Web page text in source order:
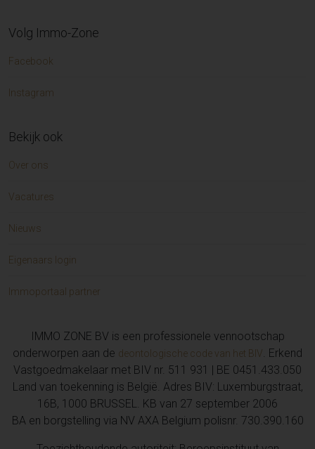
Volg Immo-Zone
Facebook
Instagram
Bekijk ook
Over ons
Vacatures
Nieuws
Eigenaars login
Immoportaal partner
IMMO ZONE BV is een professionele vennootschap
onderworpen aan de deontologische code van het BIV
. Erkend
Vastgoedmakelaar met BIV nr. 511 931 | BE 0451.433.050
Land van toekenning is België. Adres BIV: Luxemburgstraat,
16B, 1000 BRUSSEL. KB van 27 september 2006
BA en borgstelling via NV AXA Belgium polisnr. 730.390.160